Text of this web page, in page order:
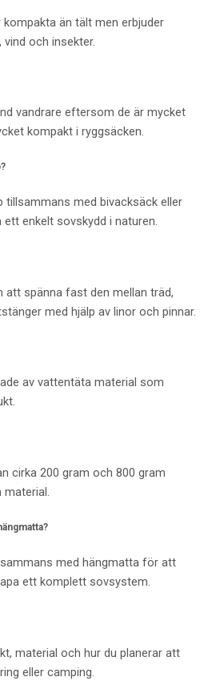
än tält men erbjuder
och insekter.
vandrare eftersom de är mycket
kompakt i ryggsäcken.
tillsammans med bivacksäck eller
enkelt sovskydd i naturen.
att spänna fast den mellan träd,
med hjälp av linor och pinnar.
av vattentäta material som
cirka 200 gram och 800 gram
material.
med hängmatta för att
ett komplett sovsystem.
material och hur du planerar att
eller camping.